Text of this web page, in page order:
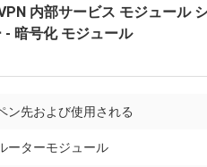
内部サービス モジュール
- 暗号化 モジュール
ン先および使用される
ーターモジュール